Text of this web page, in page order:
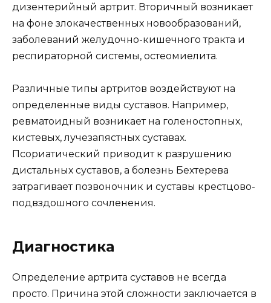
дизентерийный артрит. Вторичный возникает
на фоне злокачественных новообразований,
заболеваний желудочно-кишечного тракта и
респираторной системы, остеомиелита.
Различные типы артритов воздействуют на
определенные виды суставов. Например,
ревматоидный возникает на голеностопных,
кистевых, лучезапястных суставах.
Псориатический приводит к разрушению
дистальных суставов, а болезнь Бехтерева
затрагивает позвоночник и суставы крестцово-
подвздошного сочленения.
Диагностика
Определение артрита суставов не всегда
просто. Причина этой сложности заключается в